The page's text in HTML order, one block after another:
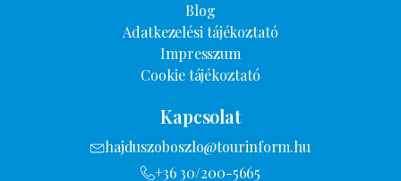
Blog
Adatkezelési tájékoztató
Impresszum
Cookie tájékoztató
Kapcsolat
hajduszoboszlo@tourinform.hu
+36 30/200-5665